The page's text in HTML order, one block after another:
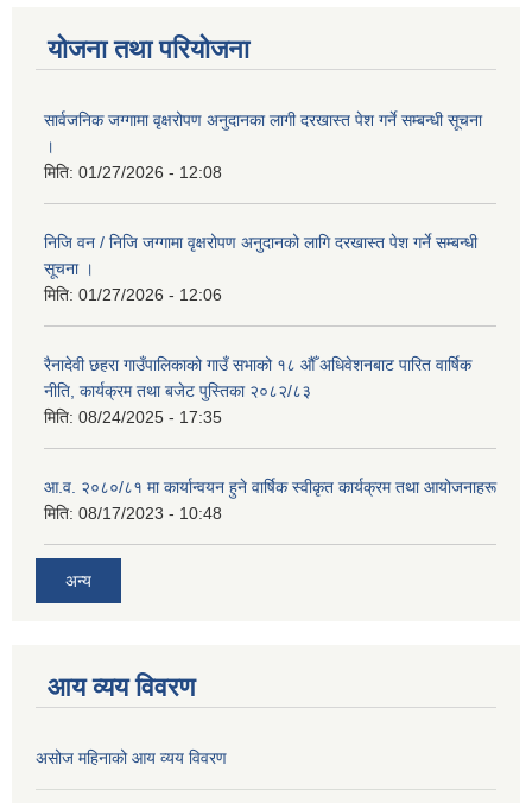
योजना तथा परियोजना
सार्वजनिक जग्गामा वृक्षरोपण अनुदानका लागी दरखास्त पेश गर्ने सम्बन्धी सूचना
।
मिति: 01/27/2026 - 12:08
निजि वन / निजि जग्गामा वृक्षरोपण अनुदानको लागि दरखास्त पेश गर्ने सम्बन्धी
सूचना ।
मिति: 01/27/2026 - 12:06
रैनादेवी छहरा गाउँपालिकाको गाउँ सभाको १८ औँ अधिवेशनबाट पारित वार्षिक
नीति, कार्यक्रम तथा बजेट पुस्तिका २०८२/८३
मिति: 08/24/2025 - 17:35
आ.व. २०८०/८१ मा कार्यान्वयन हुने वार्षिक स्वीकृत कार्यक्रम तथा आयोजनाहरू
मिति: 08/17/2023 - 10:48
अन्य
आय व्यय विवरण
असोज महिनाको आय व्यय विवरण